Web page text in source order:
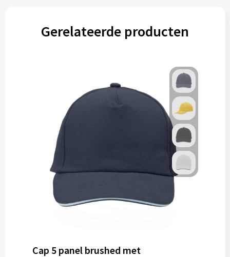
Gerelateerde producten
Cap 5 panel brushed met